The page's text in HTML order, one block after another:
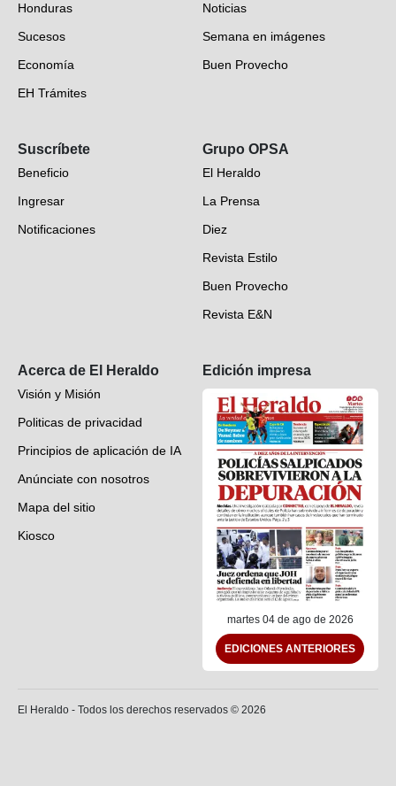
Honduras
Sucesos
Economía
EH Trámites
EH Verifica
Fotogalerías
Deportes
Videos
Noticias
Semana en imágenes
Buen Provecho
Suscríbete
Beneficio
Ingresar
Notificaciones
Grupo OPSA
El Heraldo
La Prensa
Diez
Revista Estilo
Buen Provecho
Revista E&N
Acerca de El Heraldo
Visión y Misión
Politicas de privacidad
Principios de aplicación de IA
Anúnciate con nosotros
Mapa del sitio
Kiosco
Edición impresa
martes 04 de ago de 2026
EDICIONES ANTERIORES
El Heraldo - Todos los derechos reservados © 2026